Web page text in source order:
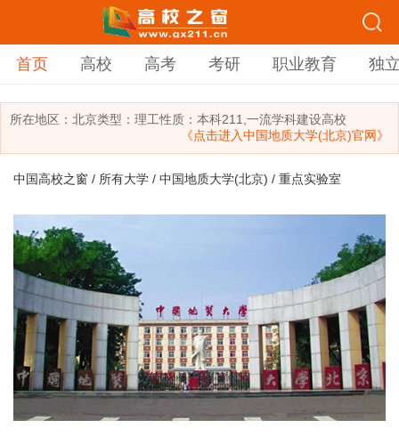
首页 高校 高考 考研 职业教育 独
所在地区： 北京类型： 理工性质：本科211,一流学科建设高校
《点击进入中国地质大学(北京)官网》
中国高校之窗 / 所有大学 / 中国地质大学(北京) / 重点实验室